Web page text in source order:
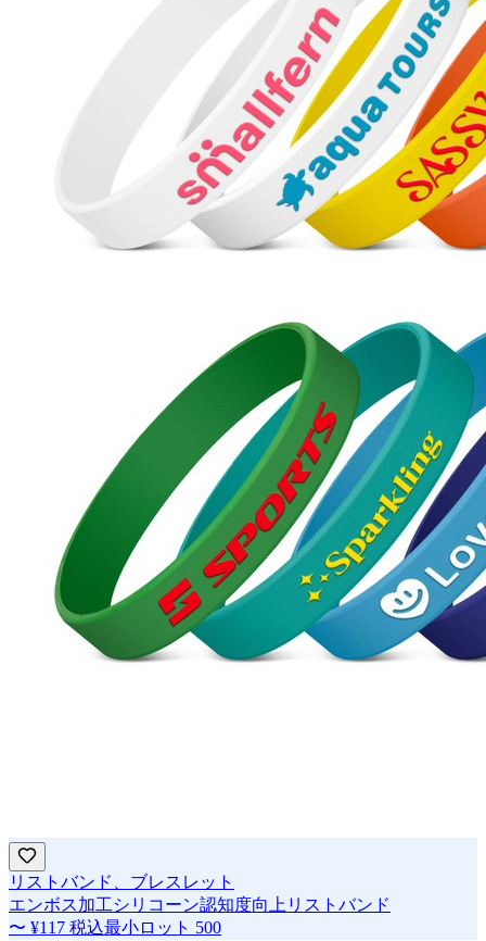
リストバンド、ブレスレット
エンボス加工シリコーン認知度向上リストバンド
〜 ¥117 税込最小ロット 500